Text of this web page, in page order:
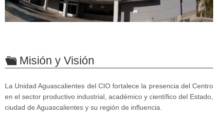
Misión y Visión
La Unidad Aguascalientes del CIO fortalece la presencia del Centro
en el sector productivo industrial, académico y científico del Estado,
ciudad de Aguascalientes y su región de influencia.